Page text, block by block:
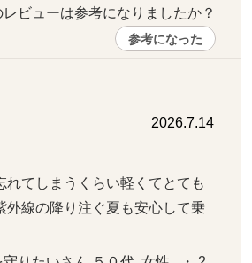
レビューは参考になりましたか？
参考になった
2026.7.14
れてしまうくらい軽くてとても
外線の降り注ぐ夏も安心して乗